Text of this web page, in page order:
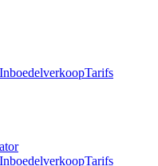
InboedelverkoopTarifs
InboedelverkoopTarifs